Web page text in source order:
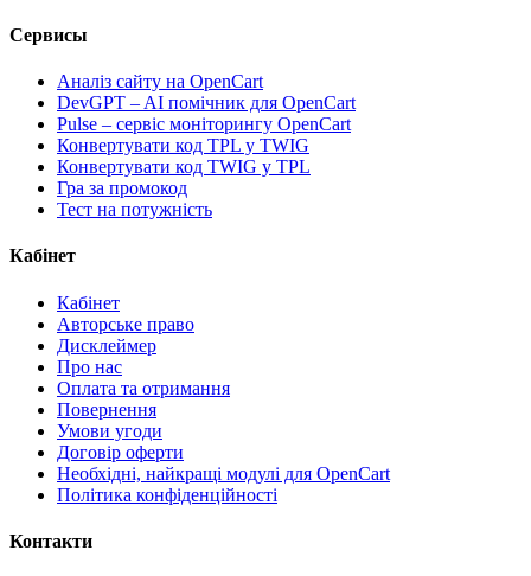
Сервисы
Аналіз сайту на OpenCart
DevGPT – AI помічник для OpenCart
Pulse – сервіс моніторингу OpenCart
Конвертувати код TPL у TWIG
Конвертувати код TWIG у TPL
Гра за промокод
Тест на потужність
Кабінет
Кабінет
Авторське право
Дисклеймер
Про нас
Оплата та отримання
Повернення
Умови угоди
Договір оферти
Необхідні, найкращі модулі для OpenCart
Політика конфіденційності
Контакти